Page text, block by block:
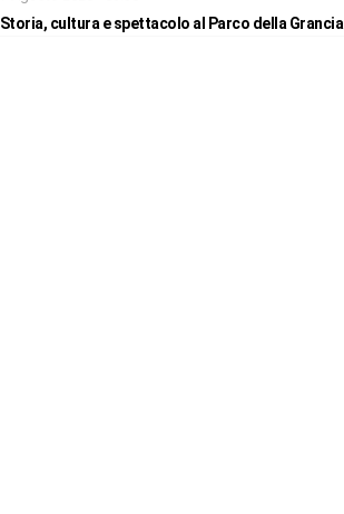
Storia, cultura e spettacolo al Parco della Grancia